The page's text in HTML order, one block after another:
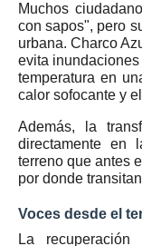
Muchos
con sapos", pero
urbana. Charco
evita
temperatura en
calor sofocante y
Además, la
directamente en
terreno que antes
por donde
Voces desde el
La